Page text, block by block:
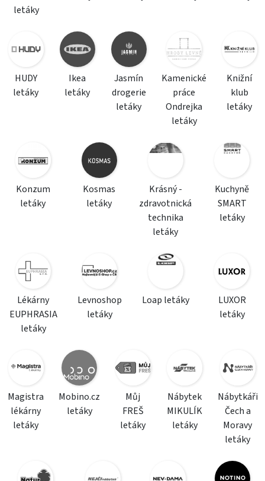
letáky
HUDY
letáky
Ikea
letáky
Jasmín
drogerie
letáky
Kamenické
práce
Ondrejka
letáky
Knižní
klub
letáky
Konzum
letáky
Kosmas
letáky
Krásný -
zdravotnická
technika
letáky
Kuchyně
SMART
letáky
Lékárny
EUPHRASIA
letáky
Levnoshop
letáky
Loap letáky
LUXOR
letáky
Magistra
lékárny
letáky
Mobino.cz
letáky
Můj
FREŠ
letáky
Nábytek
MIKULÍK
letáky
Nábytkáři
Čech a
Moravy
letáky